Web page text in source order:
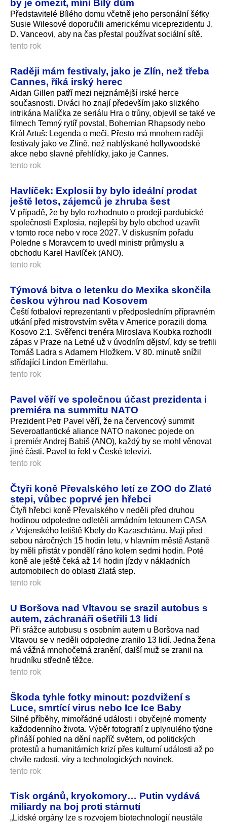
by je omezit, míní Bílý dům
Představitelé Bílého domu včetně jeho personální šéfky
Susie Wilesové doporučili americkému viceprezidentu J.
D. Vanceovi, aby na čas přestal používat sociální sítě.
tento rok
Raději mám festivaly, jako je Zlín, než třeba
Cannes, říká irský herec
Aidan Gillen patří mezi nejznámější irské herce
současnosti. Diváci ho znají především jako slizkého
intrikána Malíčka ze seriálu Hra o trůny, objevil se také ve
filmech Temný rytíř povstal, Bohemian Rhapsody nebo
Král Artuš: Legenda o meči. Přesto má mnohem raději
festivaly jako ve Zlíně, než nablýskané hollywoodské
akce nebo slavné přehlídky, jako je Cannes.
tento rok
Havlíček: Explosii by bylo ideální prodat
ještě letos, zájemců je zhruba šest
V případě, že by bylo rozhodnuto o prodeji pardubické
společnosti Explosia, nejlepší by bylo obchod uzavřít
v tomto roce nebo v roce 2027. V diskusním pořadu
Poledne s Moravcem to uvedl ministr průmyslu a
obchodu Karel Havlíček (ANO).
tento rok
Týmová bitva o letenku do Mexika skončila
českou výhrou nad Kosovem
Čeští fotbaloví reprezentanti v předposledním přípravném
utkání před mistrovstvím světa v Americe porazili doma
Kosovo 2:1. Svěřenci trenéra Miroslava Koubka rozhodli
zápas v Praze na Letné už v úvodním dějství, kdy se trefili
Tomáš Ladra s Adamem Hložkem. V 80. minutě snížil
střídající Lindon Emërllahu.
tento rok
Pavel věří ve společnou účast prezidenta i
premiéra na summitu NATO
Prezident Petr Pavel věří, že na červencový summit
Severoatlantické aliance NATO nakonec pojede on
i premiér Andrej Babiš (ANO), každý by se mohl věnovat
jiné části. Pavel to řekl v České televizi.
tento rok
Čtyři koně Převalského letí ze ZOO do Zlaté
stepi, vůbec poprvé jen hřebci
Čtyři hřebci koně Převalského v neděli před druhou
hodinou odpoledne odletěli armádním letounem CASA
z Vojenského letiště Kbely do Kazaschtánu. Mají před
sebou náročných 15 hodin letu, v hlavním městě Astaně
by měli přistát v pondělí ráno kolem sedmi hodin. Poté
koně ale ještě čeká až 14 hodin jízdy v nákladních
automobilech do oblasti Zlatá step.
tento rok
U Boršova nad Vltavou se srazil autobus s
autem, záchranáři ošetřili 13 lidí
Při srážce autobusu s osobním autem u Boršova nad
Vltavou se v neděli odpoledne zranilo 13 lidí. Jedna žena
má vážná mnohočetná zranění, další muž se zranil na
hrudníku středně těžce.
tento rok
Škoda tyhle fotky minout: pozdvižení s
Luce, smrtící virus nebo Ice Ice Baby
Silné příběhy, mimořádné události i obyčejné momenty
každodenního života. Výběr fotografií z uplynulého týdne
přináší pohled na dění napříč světem, od politických
protestů a humanitárních krizí přes kulturní události až po
chvíle radosti, víry a technologických novinek.
tento rok
Tisk orgánů, kryokomory… Putin vydává
miliardy na boj proti stárnutí
„Lidské orgány lze s rozvojem biotechnologií neustále